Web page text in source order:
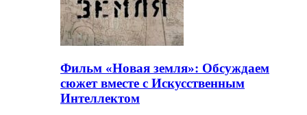
Фильм «Новая земля»: Обсуждаем
сюжет вместе с Искусственным
Интеллектом